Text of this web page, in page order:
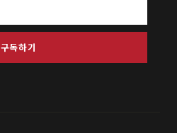
구독하기